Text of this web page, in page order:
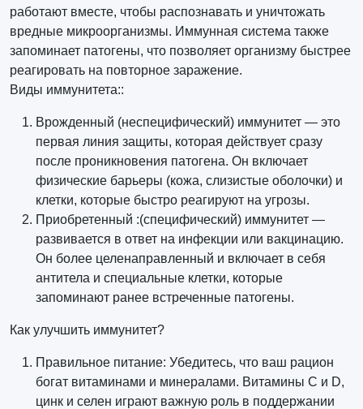
работают вместе, чтобы распознавать и уничтожать
вредные микроорганизмы. Иммунная система также
запоминает патогены, что позволяет организму быстрее
реагировать на повторное заражение.
Виды иммунитета::
Врожденный (неспецифический) иммунитет — это
первая линия защиты, которая действует сразу
после проникновения патогена. Он включает
физические барьеры (кожа, слизистые оболочки) и
клетки, которые быстро реагируют на угрозы.
Приобретенный :(специфический) иммунитет —
развивается в ответ на инфекции или вакцинацию.
Он более целенаправленный и включает в себя
антитела и специальные клетки, которые
запоминают ранее встреченные патогены.
Как улучшить иммунитет?
Правильное питание: Убедитесь, что ваш рацион
богат витаминами и минералами. Витамины C и D,
цинк и селен играют важную роль в поддержании